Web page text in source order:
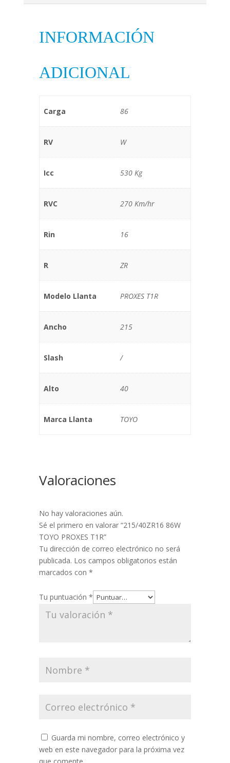
INFORMACIÓN
ADICIONAL
Carga 86
RV W
Icc 530 Kg
RVC 270 Km/hr
Rin 16
R ZR
Modelo Llanta PROXES T1R
Ancho 215
Slash /
Alto 40
Marca Llanta TOYO
Valoraciones
No hay valoraciones aún.
Sé el primero en valorar “215/40ZR16 86W
TOYO PROXES T1R”
Tu dirección de correo electrónico no será
publicada. Los campos obligatorios están
marcados con *
Tu puntuación *
Guarda mi nombre, correo electrónico y
web en este navegador para la próxima vez